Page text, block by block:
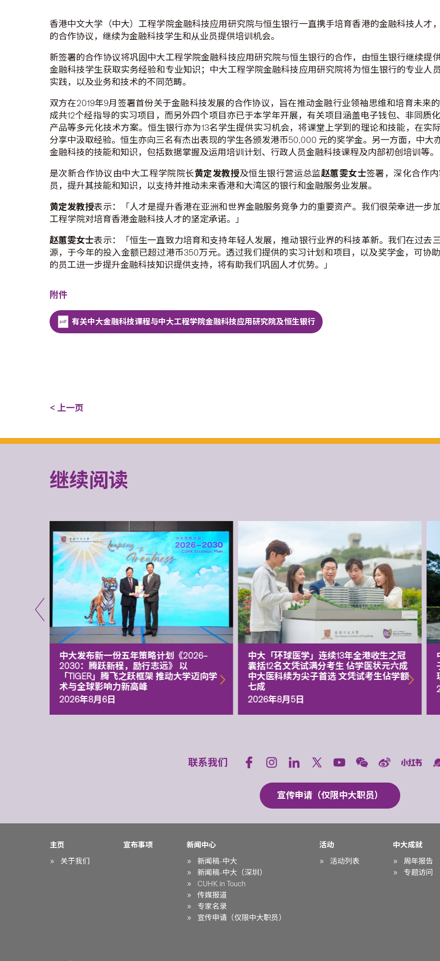
香港中文大学（中大）工程学院金融科技应用研究院与恒生银行一直携手培育香港的金融科技人才
的合作协议，继续为金融科技学生和从业员提供培训机会。
新签署的合作协议将巩固中大工程学院金融科技应用研究院与恒生银行的合作，由恒生银行继续提
金融科技学生获取实务经验和专业知识；中大工程学院金融科技应用研究院将为恒生银行的专业人
实践，以及业务和技术的不同范畴。
双方在2019年9月签署首份关于金融科技发展的合作协议，旨在推动金融行业领袖思维和培育未来
成共12个经指导的实习项目，而另外四个项目亦已于本学年开展，有关项目涵盖电子钱包、非同质
产品等多元化技术方案。恒生银行亦为13名学生提供实习机会，将课堂上学到的理论和技能，在实
分享中汲取经验。恒生亦向三名有杰出表现的学生各颁发港币50,000 元的奖学金。另一方面，中大
金融科技的技能和知识，包括数据掌握及运用培训计划、行政人员金融科技课程及内部初创培训等。
是次新合作协议由中大工程学院院长黄定发教授及恒生银行营运总监赵蕙雯女士签署，深化合作
员，提升其技能和知识，以支持并推动未来香港和大湾区的银行和金融服务业发展。
黄定发教授表示：「人才是提升香港在亚洲和世界金融服务竞争力的重要资产。我们很荣幸进一步
工程学院对培育香港金融科技人才的坚定承诺。」
赵蕙雯女士表示：「恒生一直致力培育和支持年轻人发展，推动银行业界的科技革新。我们在过去
源，于今年的投入金额已超过港币350万元。透过我们提供的实习计划和项目，以及奖学金，可协
的员工进一步提升金融科技知识提供支持，将有助我们巩固人才优势。」
附件
有关中大金融科技课程与中大工程学院金融科技应用研究院及恒生银行
< 上一页
继续阅读
中大发布新一份五年策略计划《2026‒
2030：腾跃新程，励行志远》 以
「TIGER」腾飞之跃框架 推动大学迈向学
术与全球影响力新高峰
2026年8月6日
中大「环球医学」连续13年全港收生之冠
囊括12名文凭试满分考生 佔学医状元六成
中大医科续为尖子首选 文凭试考生佔学额
七成
2026年8月5日
联系我们
宣传申请（仅限中大职员）
主页
关于我们
宣布事项
新闻中心
新闻稿-中大
新闻稿-中大（深圳）
CUHK in Touch
传媒报道
专家名录
宣传申请（仅限中大职员）
活动
活动列表
中大成就
周年报告
专题访问